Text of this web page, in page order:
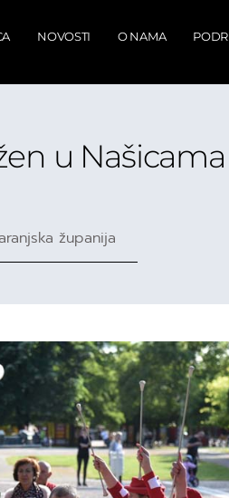
NOVOSTI O NAMA
u Našicama
županija